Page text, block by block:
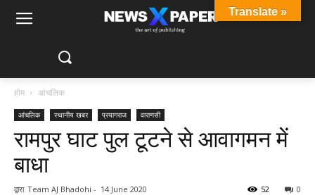
होम आंचलिक
आंचलिक स्थानीय खबर प्रयागराज वाराणसी
रामपुर घाट पुल टूटने से आवागमन में
बाधा
द्वारा Team AJ Bhadohi - 14 June 2020 0
52
Translate »